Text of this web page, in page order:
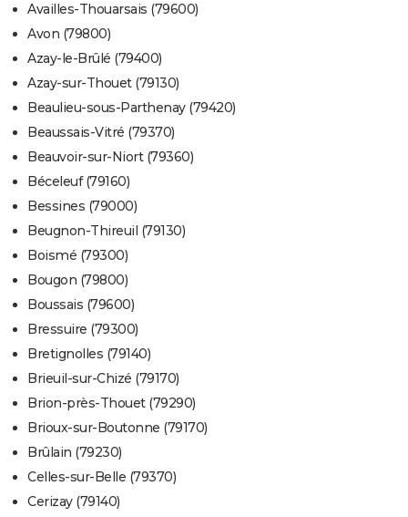
Bricolage
Lifestyle
Culture
Sport
Auto
Television
Voyage
Cinema
Availles-Thouarsais (79600)
Avon (79800)
Azay-le-Brûlé (79400)
Azay-sur-Thouet (79130)
Beaulieu-sous-Parthenay (79420)
Beaussais-Vitré (79370)
Beauvoir-sur-Niort (79360)
Béceleuf (79160)
Bessines (79000)
Beugnon-Thireuil (79130)
Boismé (79300)
Bougon (79800)
Boussais (79600)
Bressuire (79300)
Bretignolles (79140)
Brieuil-sur-Chizé (79170)
Brion-près-Thouet (79290)
Brioux-sur-Boutonne (79170)
Brûlain (79230)
Celles-sur-Belle (79370)
Cerizay (79140)